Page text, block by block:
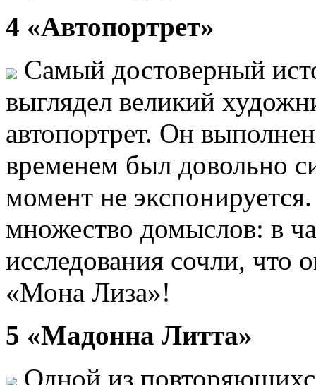
4 «Автопортрет»
Самый достоверный
выглядел великий
автопортрет. Он
временем был довольно
момент не
множество домыслов: в
исследования сочли, что
«Мона Лиза»!
5 «Мадонна Литта»
Одной из